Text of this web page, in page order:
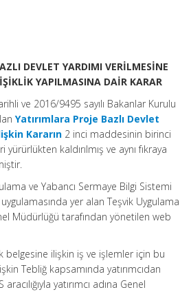
DEVLET YARDIMI VERİLMESİNE
YAPILMASINA DAİR KARAR
ve 2016/9495 sayılı Bakanlar Kurulu
Yatırımlara Proje Bazlı Devlet
Kararın 2 inci maddesinin birinci
yürürlükten kaldırılmış ve aynı fıkraya
ve Yabancı Sermaye Bilgi Sistemi
uygulamasında yer alan Teşvik Uygulama
Müdürlüğü tarafından yönetilen web
belgesine ilişkin iş ve işlemler için bu
Tebliğ kapsamında yatırımcıdan
yatırımcı adına Genel